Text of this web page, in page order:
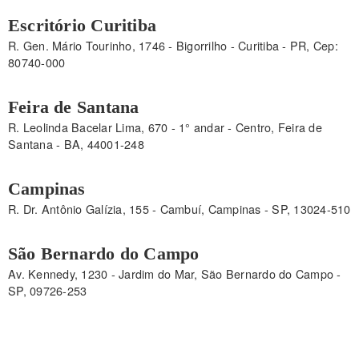
Escritório Curitiba
R. Gen. Mário Tourinho, 1746 - Bigorrilho - Curitiba - PR, Cep:
80740-000
Feira de Santana
R. Leolinda Bacelar Lima, 670 - 1° andar - Centro, Feira de
Santana - BA, 44001-248
Campinas
R. Dr. Antônio Galízia, 155 - Cambuí, Campinas - SP, 13024-510
São Bernardo do Campo
Av. Kennedy, 1230 - Jardim do Mar, São Bernardo do Campo -
SP, 09726-253